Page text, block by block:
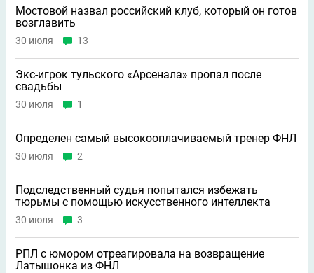
Мостовой назвал российский клуб, который он готов
возглавить
30 июля 13
Экс-игрок тульского «Арсенала» пропал после
свадьбы
30 июля 1
Определен самый высокооплачиваемый тренер ФНЛ
30 июля 2
Подследственный судья попытался избежать
тюрьмы с помощью искусственного интеллекта
30 июля 3
РПЛ с юмором отреагировала на возвращение
Латышонка из ФНЛ